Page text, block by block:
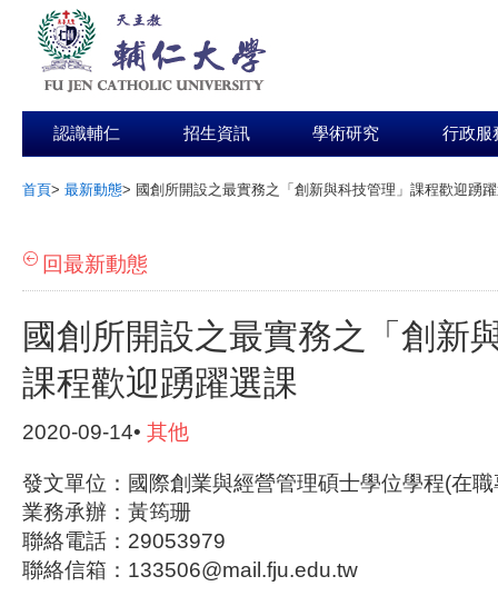
認識輔仁 招生資訊 學術研究 行政服
首頁> 最新動態> 國創所開設之最實務之「創新與科技管理」課程歡迎踴
回最新動態
國創所開設之最實務之「創新
課程歡迎踴躍選課
2020-09-14• 其他
發文單位：國際創業與經營管理碩士學位學程(在
業務承辦：黃筠珊
聯絡電話：29053979
聯絡信箱：133506@mail.fju.edu.tw